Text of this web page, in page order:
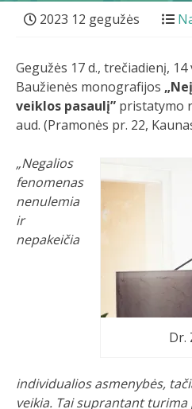
2023 12 gegužės
Gegužės 17 d., trečiadienį,
Baužienės monografijos
veiklos pasaulį” pristatymo
aud. (Pramonės pr. 22,
Dr.
„Negalios
fenomenas
nenulemia
ir
nepakeičia
individualios asmenybės,
veikia. Tai suprantant